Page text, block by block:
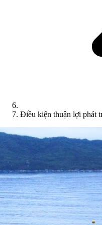
Điều kiện thuận lợi phát